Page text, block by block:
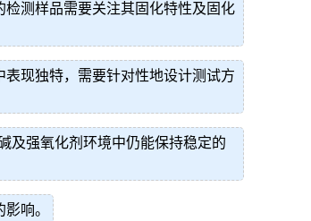
测样品需要关注其固化特性及固化
现独特，需要针对性地设计测试方
及强氧化剂环境中仍能保持稳定的
响。